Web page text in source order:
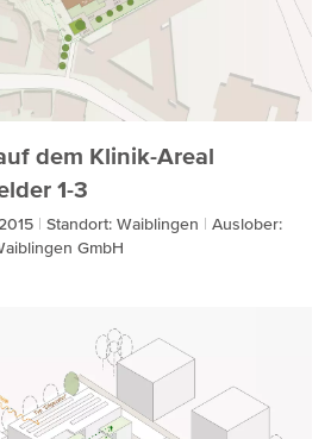
dem Klinik-Areal
1-3
2015 Standort: Waiblingen
Auslober:
GmbH